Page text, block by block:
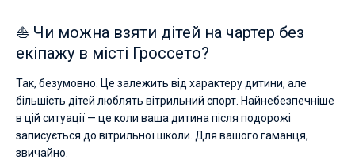
⛵ Чи можна взяти дітей на чартер без
екіпажу в місті Гроссето?
Так, безумовно. Це залежить від характеру дитини, але
більшість дітей люблять вітрильний спорт. Найнебезпечніше
в цій ситуації — це коли ваша дитина після подорожі
записується до вітрильної школи. Для вашого гаманця,
звичайно.